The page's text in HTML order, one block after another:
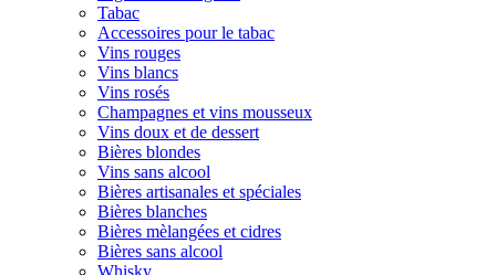
Tabac
Accessoires pour le tabac
Vins rouges
Vins blancs
Vins rosés
Champagnes et vins mousseux
Vins doux et de dessert
Bières blondes
Vins sans alcool
Bières artisanales et spéciales
Bières blanches
Bières mèlangées et cidres
Bières sans alcool
Whisky